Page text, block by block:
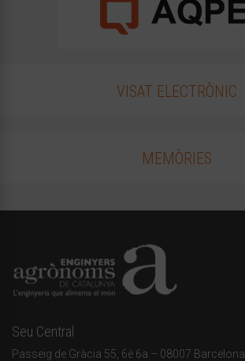
VISAT ELECTRÒNIC
MEMÒRIES
Seu Central
Passeig de Gràcia 55, 6è 6a – 08007 Barcelona